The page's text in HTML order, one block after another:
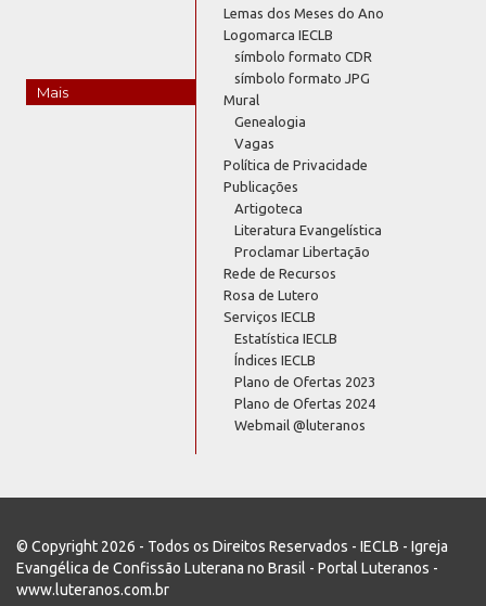
Mais
Lemas dos Meses do Ano
Logomarca IECLB
símbolo formato CDR
símbolo formato JPG
Mural
Genealogia
Vagas
Política de Privacidade
Publicações
Artigoteca
Literatura Evangelística
Proclamar Libertação
Rede de Recursos
Rosa de Lutero
Serviços IECLB
Estatística IECLB
Índices IECLB
Plano de Ofertas 2023
Plano de Ofertas 2024
Webmail @luteranos
© Copyright 2026 - Todos os Direitos Reservados - IECLB - Igreja
Evangélica de Confissão Luterana no Brasil - Portal Luteranos -
www.luteranos.com.br